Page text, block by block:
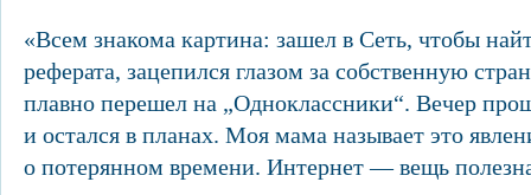
«Всем знакома картина: зашел в Сеть, чтобы
реферата, зацепился глазом за собственную
плавно перешел на „Одноклассники“. Вечер
и остался в планах. Моя мама называет это
о потерянном времени. Интернет — вещь